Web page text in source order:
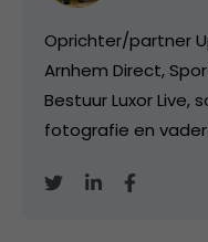
Oprichter/partner
Arnhem Direct,
Bestuur Luxor Live,
fotografie en